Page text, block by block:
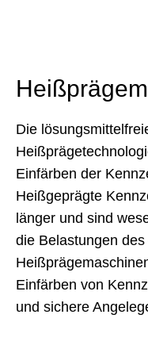
Die
Einfärben der
Heißgeprägte
länger und sind
die Belastungen
Einfärben von
und sichere